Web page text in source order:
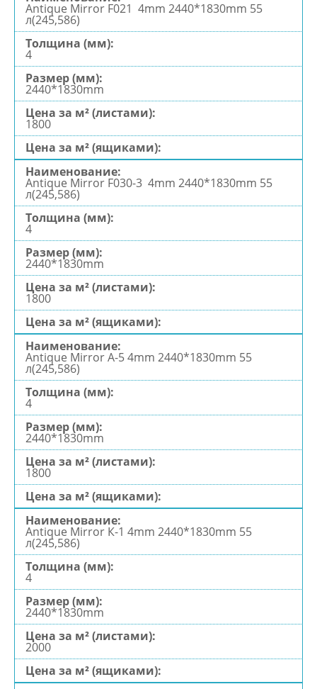
Antique Mirror F021 4mm 2440*1830mm 55
л(245,586)
4
2440*1830mm
1800
Antique Mirror F030-3 4mm 2440*1830mm 55
л(245,586)
4
2440*1830mm
1800
Antique Mirror А-5 4mm 2440*1830mm 55
л(245,586)
4
2440*1830mm
1800
Antique Mirror К-1 4mm 2440*1830mm 55
л(245,586)
4
2440*1830mm
2000